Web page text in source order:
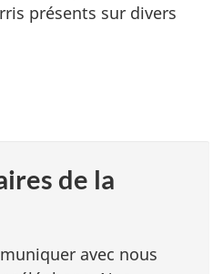
présents sur divers
de la
avec nous